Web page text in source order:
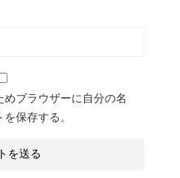
ブラウザーに自分の名
保存する。